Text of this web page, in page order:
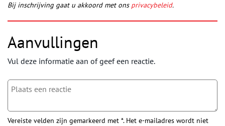
Bij inschrijving gaat u akkoord met ons privacybeleid.
Aanvullingen
Vul deze informatie aan of geef een reactie.
Vereiste velden zijn gemarkeerd met *. Het e-mailadres wordt niet